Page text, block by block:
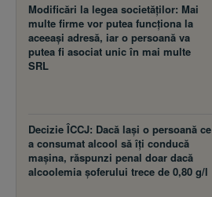
Modificări la legea societăţilor: Mai
multe firme vor putea funcţiona la
aceeaşi adresă, iar o persoană va
putea fi asociat unic în mai multe
SRL
Decizie ÎCCJ: Dacă laşi o persoană ce
a consumat alcool să îţi conducă
maşina, răspunzi penal doar dacă
alcoolemia şoferului trece de 0,80 g/l